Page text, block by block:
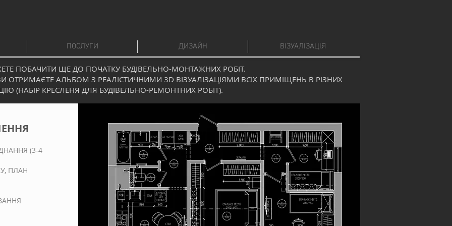
ПОСЛУГИ ДИЗАЙН ВІЗУАЛІЗАЦІЯ
ПОБАЧИТИ ЩЕ ДО ПОЧАТКУ БУДІВЕЛЬНО-МОНТАЖНИХ РОБІТ.
АЛЬБОМ З РЕАЛІСТИЧНИМИ 3D ВІЗУАЛІЗАЦІЯМИ ВСІХ ПРИМІЩЕНЬ В РІЗНИХ
(НАБІР КРЕСЛЕНЯ ДЛЯ БУДІВЕЛЬНО-РЕМОНТНИХ РОБІТ).
(3-4
ПЛАН